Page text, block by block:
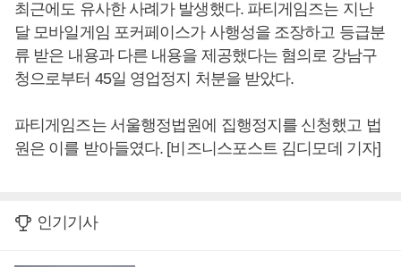
최근에도 유사한 사례가 발생했다. 파티게임즈는 지난
달 모바일게임 포커페이스가 사행성을 조장하고 등급분
류 받은 내용과 다른 내용을 제공했다는 혐의로 강남구
청으로부터 45일 영업정지 처분을 받았다.
파티게임즈는 서울행정법원에 집행정지를 신청했고 법
원은 이를 받아들였다. [비즈니스포스트 김디모데 기자]
인기기사